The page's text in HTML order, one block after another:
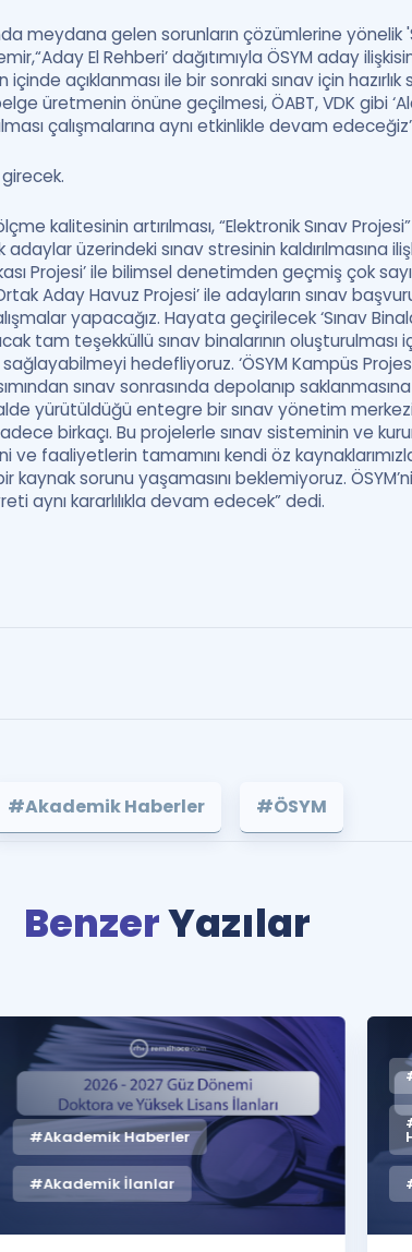
meydana gelen sorunların çözümlerine yönelik
El Rehberi’ dağıtımıyla ÖSYM aday
açıklanması ile bir sonraki sınav için
üretmenin önüne geçilmesi, ÖABT, VDK gibi
çalışmalarına aynı etkinlikle devam
kalitesinin artırılması, “Elektronik Sınav
üzerindeki sınav stresinin kaldırılmasına
Projesi’ ile bilimsel denetimden geçmiş çok
Aday Havuz Projesi’ ile adayların sınav
yapacağız. Hayata geçirilecek ‘Sınav
tam teşekküllü sınav binalarının oluşturulması
hedefliyoruz. ‘ÖSYM Kampüs
sınav sonrasında depolanıp
yürütüldüğü entegre bir sınav yönetim
birkaçı. Bu projelerle sınav sisteminin ve
ve faaliyetlerin tamamını kendi öz
kaynak sorunu yaşamasını beklemiyoruz.
aynı kararlılıkla devam edecek” dedi.
#Akademik Haberler #ÖSYM
BenzerYazılar
#Akademik Haberler
#Akademik İlanlar